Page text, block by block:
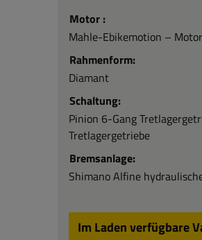
Zahnriemen: Mit Arthur VI /
fortschrittlichste
klassischen Schindelhauer
alles mit dem
15,7 kg (bei Rahmengröße M).
Motor :
Mahle-Ebikemotion – Motor
Rahmenform:
Diamant
Schaltung:
Pinion 6-Gang
Tretlagergetriebe
Bremsanlage:
Shimano Alfine
Im Laden verfügbare